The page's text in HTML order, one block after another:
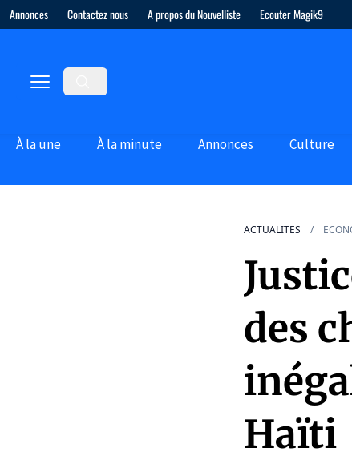
Annonces Contactez nous A propos du Nouvelliste Ecouter Magik9
À la une À la minute Annonces Culture
ACTUALITES
des
Haïti